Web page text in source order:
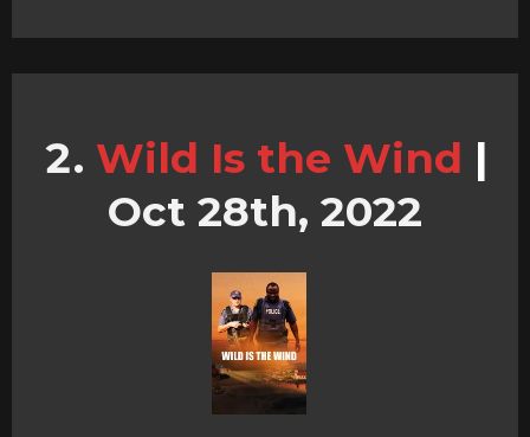
Wild Is the Wind |
Oct 28th, 2022